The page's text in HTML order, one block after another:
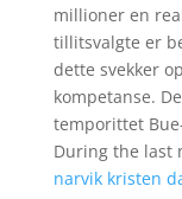
millioner en
tillitsvalgte er
dette svekker
kompetanse.
temporittet
During the last
narvik kristen